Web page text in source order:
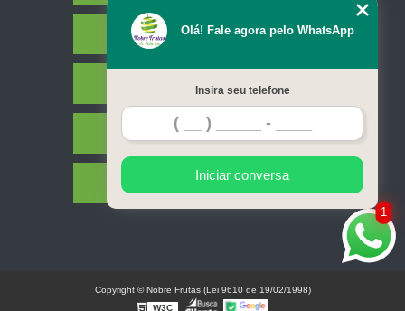
Missão
Serviços
Contato
Mapa do site
1
Olá! Fale agora pelo WhatsApp
Insira seu telefone
Iniciar conversa
Copyright © Nobre Frutas (Lei 9610 de 19/02/1998)
W3C